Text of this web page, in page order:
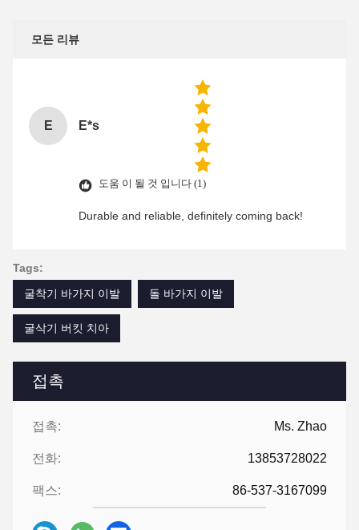
접촉
접촉: Ms. Zhao
전화: 13853728022
팩스: 86-537-3167099
모든 리뷰
E E*s
도움 이 될 것 입니다 (1)
Durable and reliable, definitely coming back!
Tags:
굴착기 바가지 이발
돌 바가지 이발
굴삭기 버킷 치아